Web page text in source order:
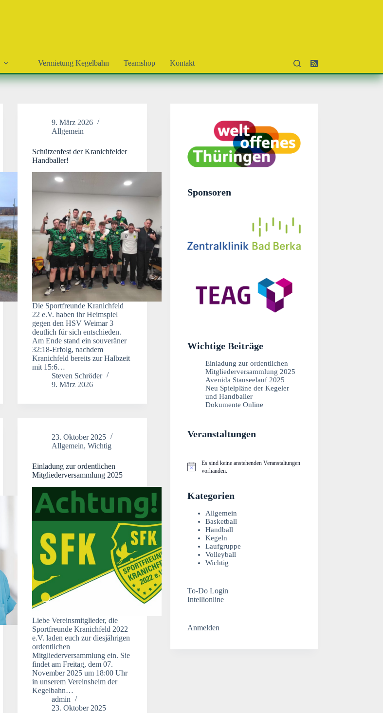
Vermietung Kegelbahn Teamshop Kontakt
9. März 2026
Allgemein
Schützenfest der Kranichfelder
Handballer!
Die Sportfreunde Kranichfeld
22 e.V. haben ihr Heimspiel
gegen den HSV Weimar 3
deutlich für sich entschieden.
Am Ende stand ein souveräner
32:18-Erfolg, nachdem
Kranichfeld bereits zur Halbzeit
mit 15:6…
Steven Schröder
9. März 2026
23. Oktober 2025
Allgemein, Wichtig
Einladung zur ordentlichen
Mitgliederversammlung 2025
Liebe Vereinsmitglieder, die
Sportfreunde Kranichfeld 2022
e.V. laden euch zur diesjährigen
ordentlichen
Mitgliederversammlung ein. Sie
findet am Freitag, dem 07.
November 2025 um 18:00 Uhr
in unserem Vereinsheim der
Kegelbahn…
admin
23. Oktober 2025
Sponsoren
Wichtige Beiträge
Einladung zur ordentlichen
Mitgliederversammlung 2025
Avenida Stauseelauf 2025
Neu Spielpläne der Kegeler
und Handballer
Dokumente Online
Veranstaltungen
H
w
e
Es sind keine anstehenden Veranstaltungen
vorhanden.
Kategorien
Allgemein
Basketball
Handball
Kegeln
Laufgruppe
Volleyball
Wichtig
To-Do Login
Intellionline
Anmelden